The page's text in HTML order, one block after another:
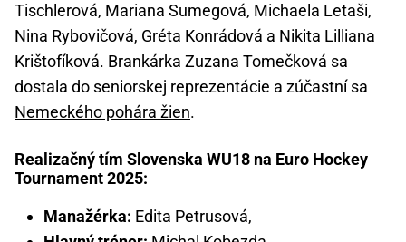
Tischlerová, Mariana Sumegová, Michaela Letaši,
Nina Rybovičová, Gréta Konrádová a Nikita Lilliana
Krištofíková. Brankárka Zuzana Tomečková sa
dostala do seniorskej reprezentácie a zúčastní sa
Nemeckého pohára žien.
Realizačný tím Slovenska WU18 na Euro Hockey
Tournament 2025:
Manažérka: Edita Petrusová,